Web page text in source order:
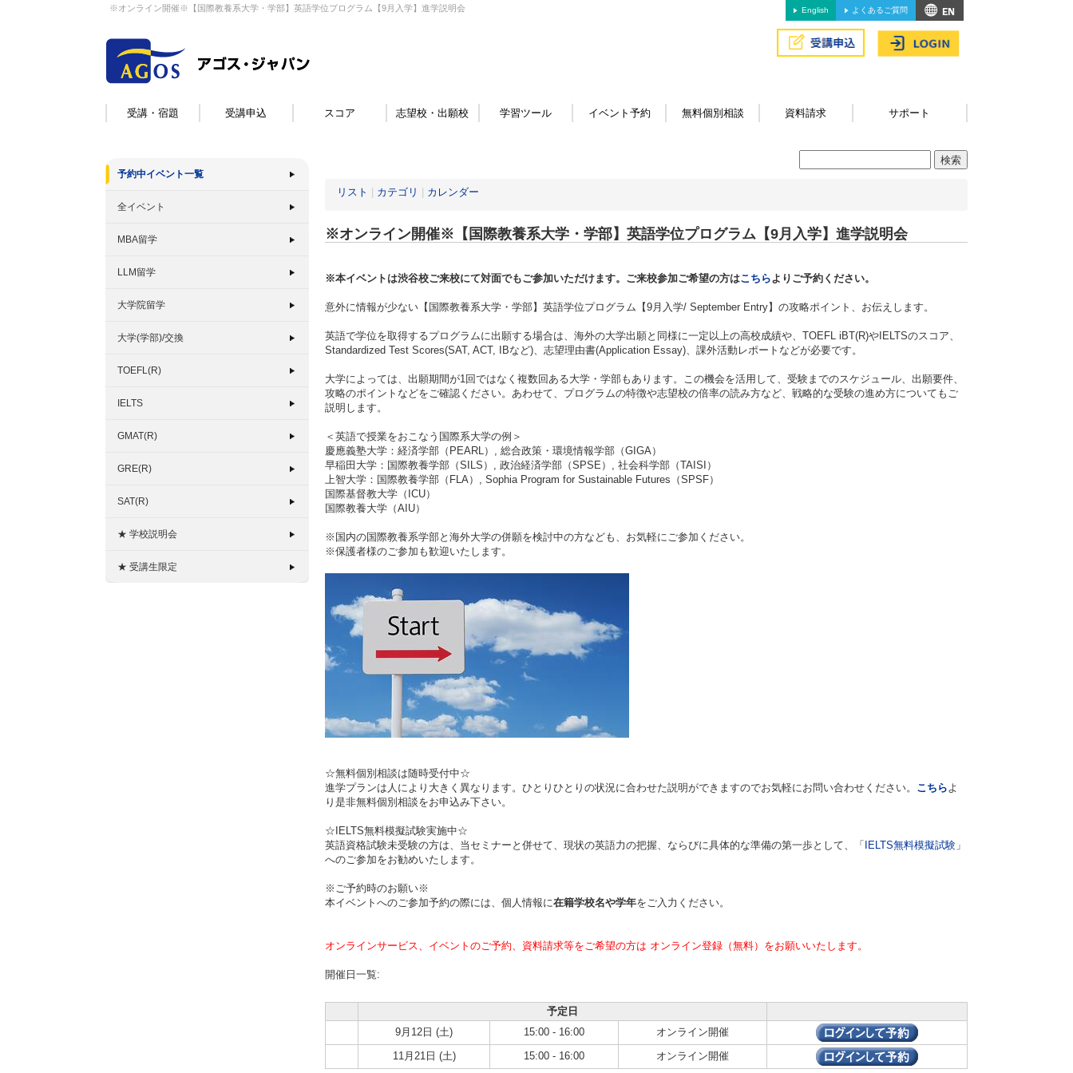
※オンライン開催※【国際教養系大学・学部】英語学位プログラム【9月入学】進学説明会 English よくあるご質問
受講・宿題 受講申込 スコア 志望校・出願校 学習ツール イベント予約 無料個別相談 資料請求 サポート
予約中イベント一覧
全イベント
MBA留学
LLM留学
大学院留学
大学(学部)/交換
TOEFL(R)
IELTS
GMAT(R)
GRE(R)
SAT(R)
★ 学校説明会
★ 受講生限定
リスト カテゴリ カレンダー
※オンライン開催※【国際教養系大学・学部】英語学位プログラム【9月入学】進学説明会
※本イベントは渋谷校ご来校にて対面でもご参加いただけます。ご来校参加ご希望の方はこちらよりご予約ください。
意外に情報が少ない【国際教養系大学・学部】英語学位プログラム【9月入学/ September Entry】の攻略ポイント、お伝えします。
英語で学位を取得するプログラムに出願する場合は、海外の大学出願と同様に一定以上の高校成績や、TOEFL iBT(R)やIELTSのスコア、
Standardized Test Scores(SAT, ACT, IBなど)、志望理由書(Application Essay)、課外活動レポートなどが必要です。
大学によっては、出願期間が1回ではなく複数回ある大学・学部もあります。この機会を活用して、受験までのスケジュール、出願要件、
攻略のポイントなどをご確認ください。あわせて、プログラムの特徴や志望校の倍率の読み方など、戦略的な受験の進め方についてもご
説明します。
＜英語で授業をおこなう国際系大学の例＞
慶應義塾大学：経済学部（PEARL）, 総合政策・環境情報学部（GIGA）
早稲田大学：国際教養学部（SILS）, 政治経済学部（SPSE）, 社会科学部（TAISI）
上智大学：国際教養学部（FLA）, Sophia Program for Sustainable Futures（SPSF）
国際基督教大学（ICU）
国際教養大学（AIU）
※国内の国際教養系学部と海外大学の併願を検討中の方なども、お気軽にご参加ください。
※保護者様のご参加も歓迎いたします。
☆無料個別相談は随時受付中☆
進学プランは人により大きく異なります。ひとりひとりの状況に合わせた説明ができますのでお気軽にお問い合わせください。 こちらよ
り是非無料個別相談をお申込み下さい。
☆IELTS無料模擬試験実施中☆
英語資格試験未受験の方は、当セミナーと併せて、現状の英語力の把握、ならびに具体的な準備の第一歩として、「
IELTS無料模擬試験 」
へのご参加をお勧めいたします。
※ご予約時のお願い※
本イベントへのご参加予約の際には、個人情報に在籍学校名や学年をご入力ください。
オンラインサービス、イベントのご予約、資料請求等をご希望の方は オンライン登録（無料）をお願いいたします。
開催日一覧:
予定日
9月12日 (土)
15:00 - 16:00
オンライン開催
11月21日 (土)
15:00 - 16:00 オンライン開催